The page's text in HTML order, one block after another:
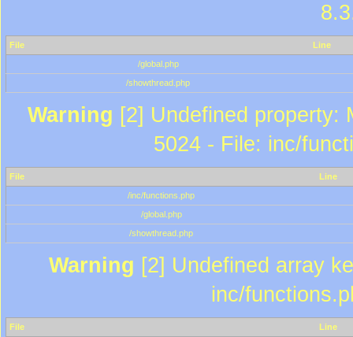
File
Line
/global.php
/showthread.php
Warning [2] Undefined property:
5024 - File: inc/
File
Line
/inc/functions.php
/global.php
/showthread.php
Warning [2] Undefined array
inc/
File
Line